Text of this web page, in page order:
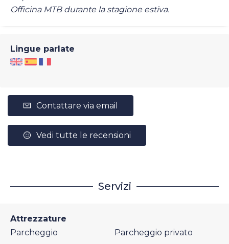
Officina MTB durante la stagione estiva.
Lingue parlate
Contattare via email
Vedi tutte le recensioni
Servizi
Attrezzature
Parcheggio
Parcheggio privato